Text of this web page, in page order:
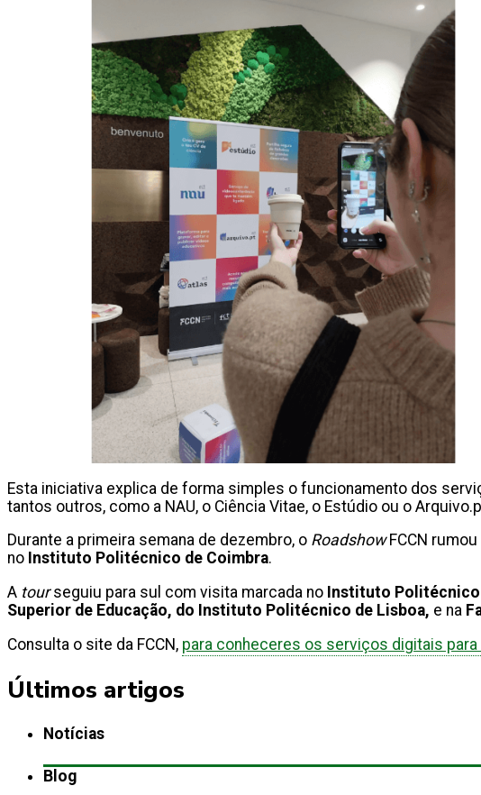
Esta iniciativa explica de forma simples o funcionamento dos
tantos outros, como a NAU, o Ciência Vitae, o Estúdio ou o
Durante a primeira semana de dezembro, o Roadshow FCCN
no Instituto Politécnico de Coimbra.
A tourseguiu para sul com visita marcada no Instituto Politécnico
Superior de Educação, do Instituto Politécnico de Lisboa, e na
Consulta o site da FCCN, para conheceres os serviços digitais
Últimos artigos
Notícias
Blog